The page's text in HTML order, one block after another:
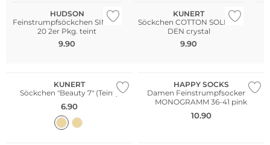
HUDSON
Feinstrumpfsöckchen SIMPLY
20 2er Pkg. teint
9.90
KUNERT
Söckchen COTTON SOLE 20
DEN crystal
9.90
KUNERT
Söckchen "Beauty 7" (Teint)
6.90
HAPPY SOCKS
Damen Feinstrumpfsocken H
MONOGRAMM 36-41 pink
10.90